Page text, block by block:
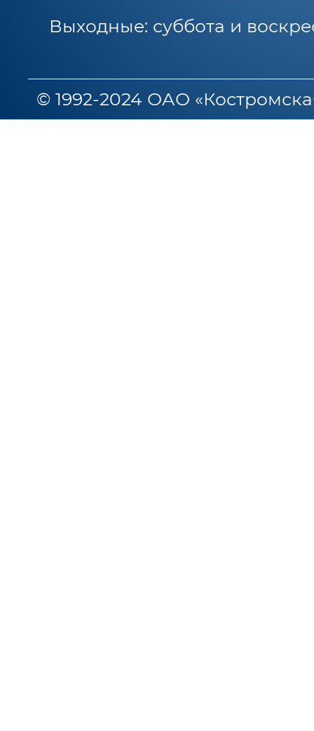
Выходные: суббота и
© 1992-2024 ОАО